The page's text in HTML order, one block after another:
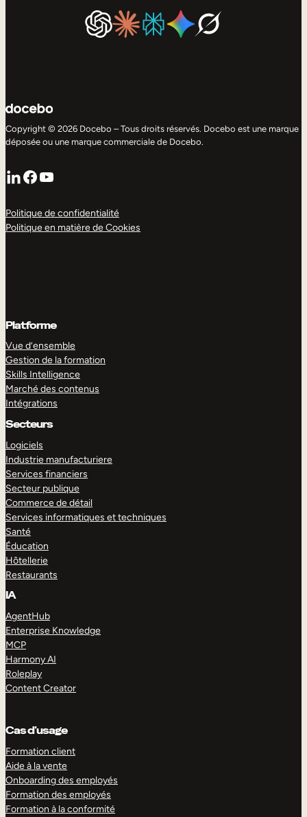
Copyright © 2026 Docebo – Tous droits réservés. Docebo est une marque
déposée ou une marque commerciale de Docebo.
LinkedIn
Facebook
YouTube
Politique de confidentialité
Politique en matière de Cookies
Platforme
Vue d’ensemble
Gestion de la formation
Skills Intelligence
Marché des contenus
Intégrations
Secteurs
Logiciels
Industrie manufacturiere
Services financiers
Secteur publique
Commerce de détail
Services informatiques et techniques
Santé
Éducation
Hôtellerie
Restaurants
IA
AgentHub
Enterprise Knowledge
MCP
Harmony AI
Roleplay
Content Creator
Cas d’usage
Formation client
Aide à la vente
Onboarding des employés
Formation des employés
Formation à la conformité